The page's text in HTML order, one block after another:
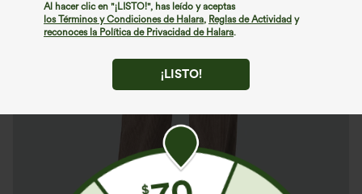
Al hacer clic en "¡LISTO!", has leído y aceptas
los Términos y Condiciones de Halara, Reglas de Actividad y
reconoces la Política de Privacidad de Halara.
¡LISTO!